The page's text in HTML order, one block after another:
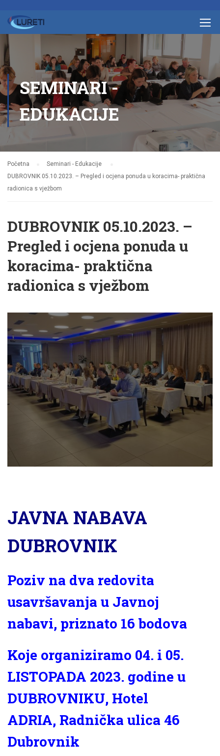
SEMINARI -
EDUKACIJE
Početna
Seminari - Edukacije
DUBROVNIK 05.10.2023. – Pregled i ocjena ponuda u koracima- praktična
radionica s vježbom
DUBROVNIK 05.10.2023. –
Pregled i ocjena ponuda u
koracima- praktična
radionica s vježbom
JAVNA NABAVA
DUBROVNIK
Poziv na dva redovita
usavršavanja u Javnoj
nabavi, priznato 16 bodova
Koje organiziramo 04. i 05.
LISTOPADA 2023. godine u
DUBROVNIKU, Hotel
ADRIA, Radnička ulica 46
Dubrovnik